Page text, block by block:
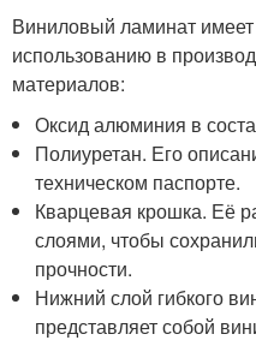
Виниловый ламинат имеет
использованию в
материалов:
Оксид алюминия в
Полиуретан. Его
техническом паспорте.
Кварцевая крошка. Её
слоями, чтобы
прочности.
Нижний слой гибкого
представляет собой